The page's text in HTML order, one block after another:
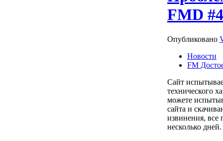
FMD
Опубликовано
Новости
FM
Сайт
технического
можете
сайта и
извинения, все
несколько дней.